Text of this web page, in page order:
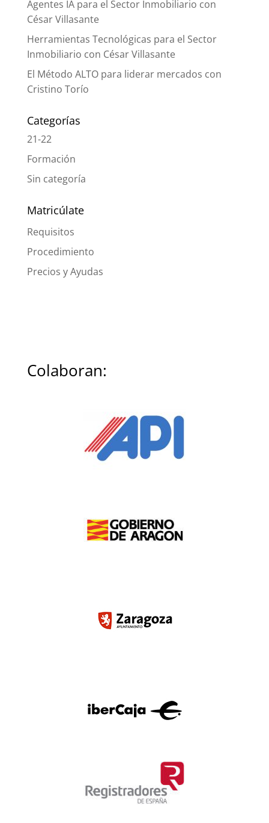
Agentes IA para el Sector Inmobiliario con
César Villasante
Herramientas Tecnológicas para el Sector
Inmobiliario con César Villasante
El Método ALTO para liderar mercados con
Cristino Torío
Categorías
21-22
Formación
Sin categoría
Matricúlate
Requisitos
Procedimiento
Precios y Ayudas
Colaboran: